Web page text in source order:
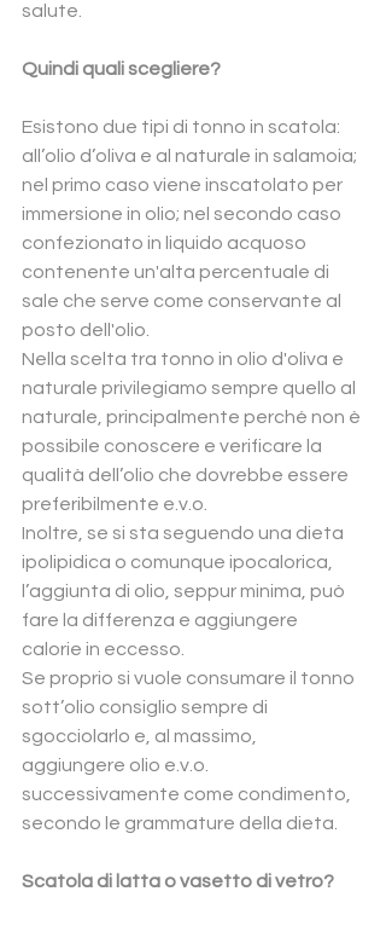
salute.
Quindi quali scegliere?
Esistono due tipi di tonno in scatola:
all’olio d’oliva e al naturale in salamoia;
nel primo caso viene inscatolato per
immersione in olio; nel secondo caso
confezionato in liquido acquoso
contenente un'alta percentuale di
sale che serve come conservante al
posto dell'olio.
Nella scelta tra tonno in olio d'oliva e
naturale privilegiamo sempre quello al
naturale, principalmente perché non è
possibile conoscere e verificare la
qualità dell’olio che dovrebbe essere
preferibilmente e.v.o.
Inoltre, se si sta seguendo una dieta
ipolipidica o comunque ipocalorica,
l’aggiunta di olio, seppur minima, può
fare la differenza e aggiungere
calorie in eccesso.
Se proprio si vuole consumare il tonno
sott’olio consiglio sempre di
sgocciolarlo e, al massimo,
aggiungere olio e.v.o.
successivamente come condimento,
secondo le grammature della dieta.
Scatola di latta o vasetto di vetro?